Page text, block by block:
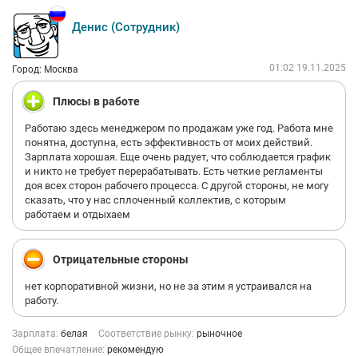
Денис (Сотрудник)
Город: Москва 01:02 19.11.2025
Плюсы в работе
Работаю здесь менеджером по продажам уже год. Работа мне
понятна, доступна, есть эффективность от моих действий.
Зарплата хорошая. Еще очень радует, что соблюдается график
и никто не требует перерабатывать. Есть четкие регламенты
доя всех сторон рабочего процесса. С другой стороны, не могу
сказать, что у нас сплоченный коллектив, с которым
работаем и отдыхаем
Отрицательные стороны
нет корпоративной жизни, но не за этим я устраивался на
работу.
Зарплата: белая Соответствие рынку: рыночное
Общее впечатление: рекомендую